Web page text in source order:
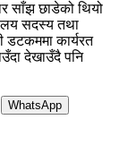
साँझ छाडेको थियो
सदस्य तथा
कार्यरत
देखाउँदै पनि
WhatsApp